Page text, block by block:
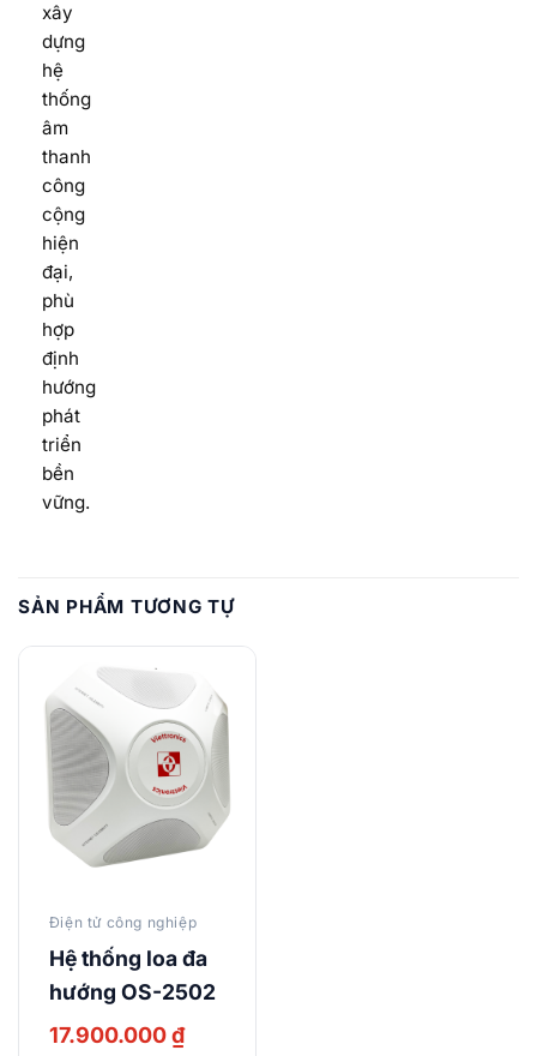
xây
dựng
hệ
thống
âm
thanh
công
cộng
hiện
đại,
phù
hợp
định
hướng
phát
triển
bền
vững.
SẢN PHẨM TƯƠNG TỰ
Điện tử công nghiệp
Hệ thống loa đa
hướng OS-2502
17.900.000₫